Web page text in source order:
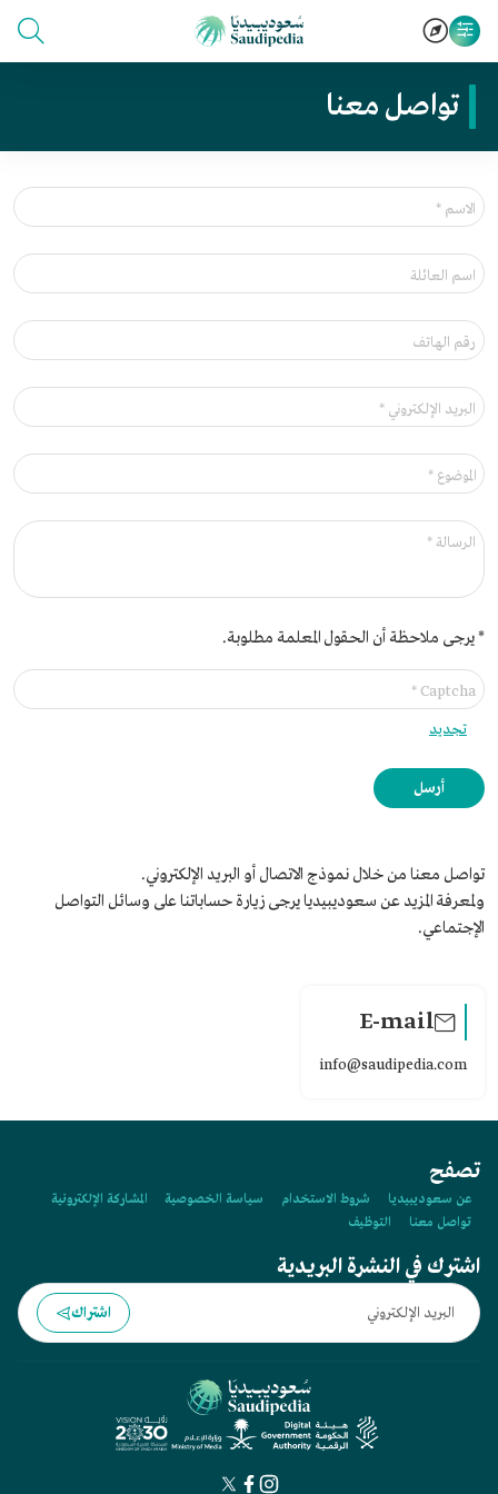
تواصل معنا
تواصل معنا من خلال نموذج الاتصال أو البريد الإلكتروني.
ولمعرفة المزيد عن سعوديبيديا يرجى زيارة حساباتنا على وسائل التواصل
الإجتماعي.
E-mail
info@saudipedia.com
الاسم *
اسم العائلة
رقم الهاتف
البريد الإلكتروني *
الموضوع *
الرسالة *
* يرجى ملاحظة أن الحقول المعلمة مطلوبة.
Captcha *
تجديد
أرسل
تصفح
عن سعوديبيديا شروط الاستخدام سياسة الخصوصية
المشاركة الإلكترونية
تواصل معنا
التوظيف
اشترك في النشرة البريدية
اشتراك